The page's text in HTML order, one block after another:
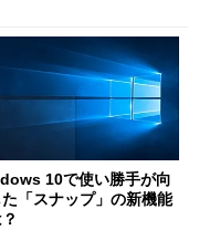
10で使い勝手が向
「スナップ」の新機能